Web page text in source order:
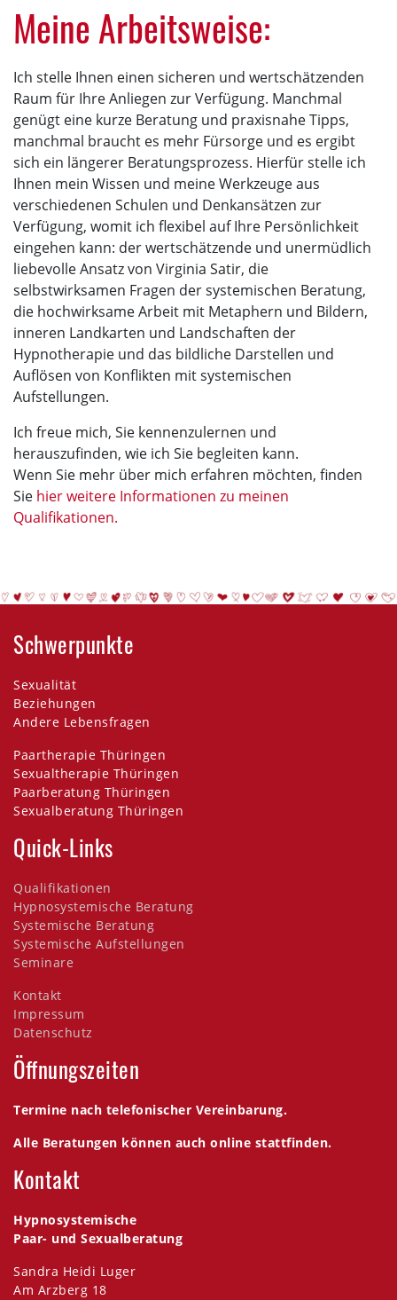
Meine Arbeitsweise:
Ich stelle Ihnen einen sicheren und wertschätzenden
Raum für Ihre Anliegen zur Verfügung. Manchmal
genügt eine kurze Beratung und praxisnahe Tipps,
manchmal braucht es mehr Fürsorge und es ergibt
sich ein längerer Beratungsprozess. Hierfür stelle ich
Ihnen mein Wissen und meine Werkzeuge aus
verschiedenen Schulen und Denkansätzen zur
Verfügung, womit ich flexibel auf Ihre Persönlichkeit
eingehen kann: der wertschätzende und unermüdlich
liebevolle Ansatz von Virginia Satir, die
selbstwirksamen Fragen der systemischen Beratung,
die hochwirksame Arbeit mit Metaphern und Bildern,
inneren Landkarten und Landschaften der
Hypnotherapie und das bildliche Darstellen und
Auflösen von Konflikten mit systemischen
Aufstellungen.
Ich freue mich, Sie kennenzulernen und
herauszufinden, wie ich Sie begleiten kann.
Wenn Sie mehr über mich erfahren möchten, finden
Sie hier weitere Informationen zu meinen
Qualifikationen.
Schwerpunkte
Sexualität
Beziehungen
Andere Lebensfragen
Paartherapie Thüringen
​​​​​​​Sexualtherapie Thüringen
Paarberatung Thüringen
Sexualberatung Thüringen
Quick-Links
Qualifikationen
Hypnosystemische Beratung
Systemische Beratung
Systemische Aufstellungen
Seminare
Kontakt
Impressum
Datenschutz
Öffnungszeiten
Termine nach telefonischer Vereinbarung.
Alle Beratungen können auch online stattfinden.
Kontakt
Hypnosystemische
Paar- und Sexualberatung
Sandra Heidi Luger
Am Arzberg 18